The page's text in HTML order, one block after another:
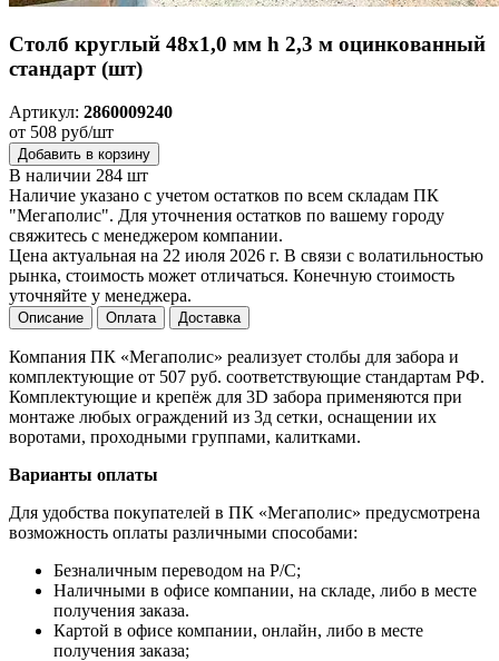
Столб круглый 48х1,0 мм h 2,3 м оцинкованный
стандарт (шт)
Артикул: 2860009240
от 508 руб/шт
Добавить в корзину
В наличии 284 шт
Наличие указано с учетом остатков по всем складам ПК
"Мегаполис". Для уточнения остатков по вашему городу
свяжитесь с менеджером компании.
Цена актуальная на 22 июля 2026 г. В связи с волатильностью
рынка, стоимость может отличаться. Конечную стоимость
уточняйте у менеджера.
Описание Оплата Доставка
Компания ПК «Мегаполис» реализует столбы для забора и
комплектующие от 507 руб. соответствующие стандартам РФ.
Комплектующие и крепёж для 3D забора применяются при
монтаже любых ограждений из 3д сетки, оснащении их
воротами, проходными группами, калитками.
Варианты оплаты
Для удобства покупателей в ПК «Мегаполис» предусмотрена
возможность оплаты различными способами:
Безналичным переводом на Р/С;
Наличными в офисе компании, на складе, либо в месте
получения заказа.
Картой в офисе компании, онлайн, либо в месте
получения заказа;